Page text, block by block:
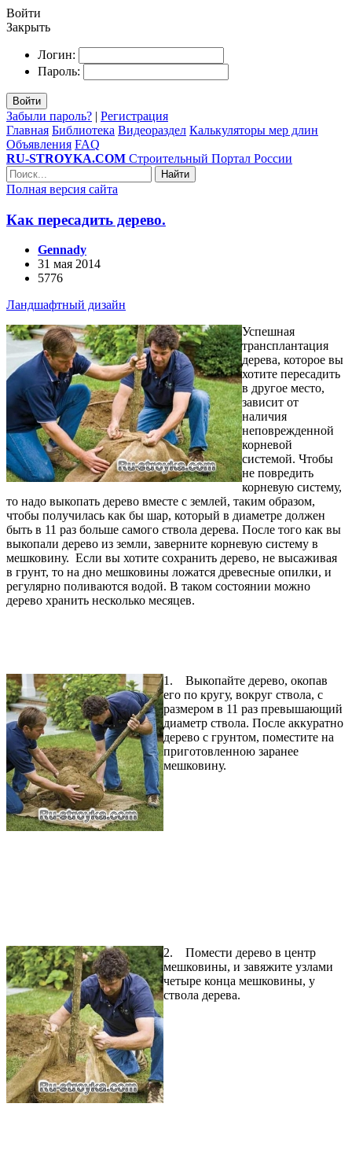
Войти
Закрыть
Логин:
Пароль:
Войти
Забыли пароль? | Регистрация
Главная Библиотека Видеораздел Калькуляторы мер длин
Объявления FAQ
RU-STROYKA.COM Строительный Портал России
Найти
Полная версия сайта
Как пересадить дерево.
Gennady
31 мая 2014
5776
Ландшафтный дизайн
Успешная
трансплантация
дерева, которое вы
хотите пересадить
в другое место,
зависит от
наличия
неповрежденной
корневой
системой. Чтобы
не повредить
корневую систему,
то надо выкопать дерево вместе с землей, таким образом,
чтобы получилась как бы шар, который в диаметре должен
быть в 11 раз больше самого ствола дерева. После того как вы
выкопали дерево из земли, заверните корневую систему в
мешковину. Если вы хотите сохранить дерево, не высаживая
в грунт, то на дно мешковины ложатся древесные опилки, и
регулярно поливаются водой. В таком состоянии можно
дерево хранить несколько месяцев.
1. Выкопайте дерево, окопав
его по кругу, вокруг ствола, с
размером в 11 раз превышающий
диаметр ствола. После аккуратно
дерево с грунтом, поместите на
приготовленною заранее
мешковину.
2. Помести дерево в центр
мешковины, и завяжите узлами
четыре конца мешковины, у
ствола дерева.